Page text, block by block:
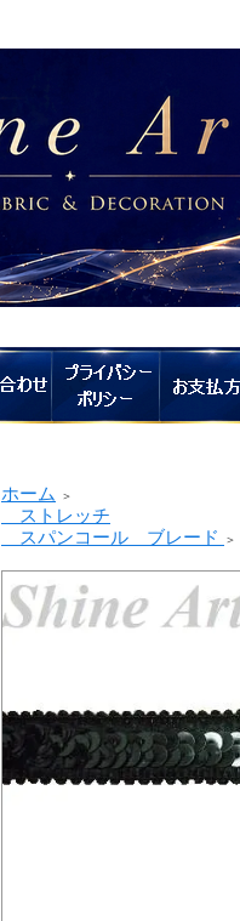
ホーム ＞
ストレッチ
スパンコール ブレード
＞